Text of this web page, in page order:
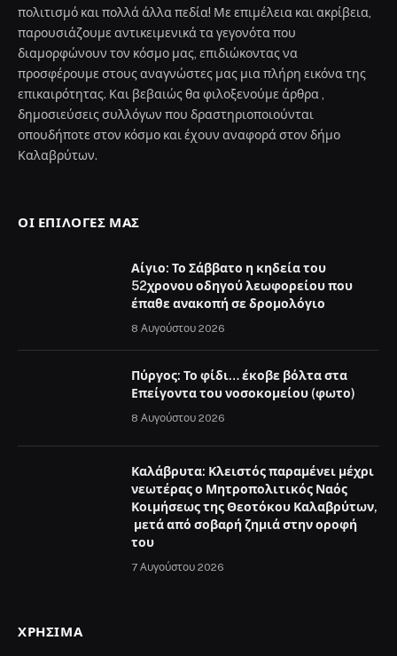
πολιτισμό και πολλά άλλα πεδία! Με επιμέλεια και ακρίβεια,
παρουσιάζουμε αντικειμενικά τα γεγονότα που
διαμορφώνουν τον κόσμο μας, επιδιώκοντας να
προσφέρουμε στους αναγνώστες μας μια πλήρη εικόνα της
επικαιρότητας. Και βεβαιώς θα φιλοξενούμε άρθρα ,
δημοσιεύσεις συλλόγων που δραστηριοποιούνται
οπουδήποτε στον κόσμο και έχουν αναφορά στον δήμο
Καλαβρύτων.
ΟΙ ΕΠΙΛΟΓΈΣ ΜΑΣ
Αίγιο: Το Σάββατο η κηδεία του
52χρονου οδηγού λεωφορείου που
έπαθε ανακοπή σε δρομολόγιο
8 Αυγούστου 2026
Πύργος: Το φίδι… έκοβε βόλτα στα
Επείγοντα του νοσοκομείου (φωτο)
8 Αυγούστου 2026
Καλάβρυτα: Κλειστός παραμένει μέχρι
νεωτέρας ο Μητροπολιτικός Ναός
Κοιμήσεως της Θεοτόκου Καλαβρύτων,
μετά από σοβαρή ζημιά στην οροφή
του
7 Αυγούστου 2026
ΧΡΉΣΙΜΑ